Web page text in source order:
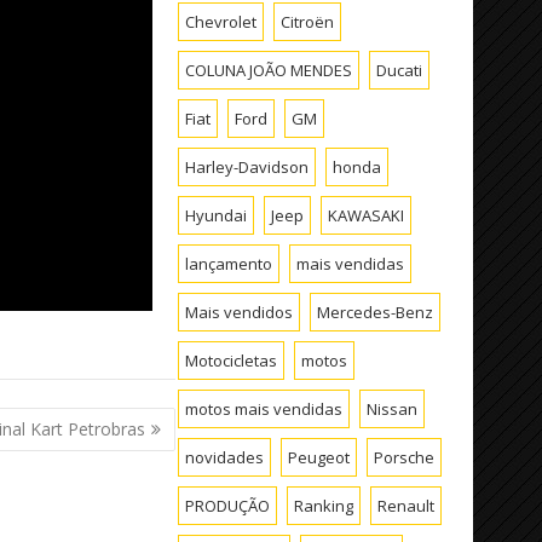
Kart Petrobras
Chevrolet Citroën
COLUNA JOÃO MENDES Ducati
Fiat Ford GM
Harley-Davidson honda
Hyundai Jeep KAWASAKI
lançamento mais vendidas
Mais vendidos Mercedes-Benz
Motocicletas motos
motos mais vendidas Nissan
novidades Peugeot Porsche
PRODUÇÃO Ranking Renault